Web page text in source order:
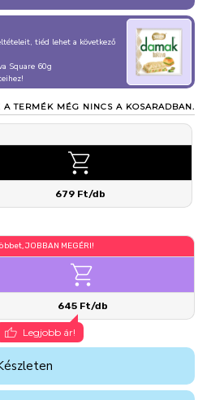
tiéd lehet a következő
Square 60g
A TERMÉK MÉG NINCS A KOSARADBAN.
679 Ft/db
JOBBAN MEGÉRI!
645 Ft/db
Legjobb ár!